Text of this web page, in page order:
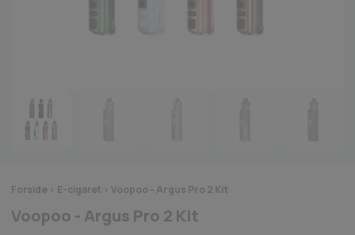
Forside > E-cigaret > Voopoo - Argus Pro 2 Kit
Voopoo - Argus Pro 2 Kit